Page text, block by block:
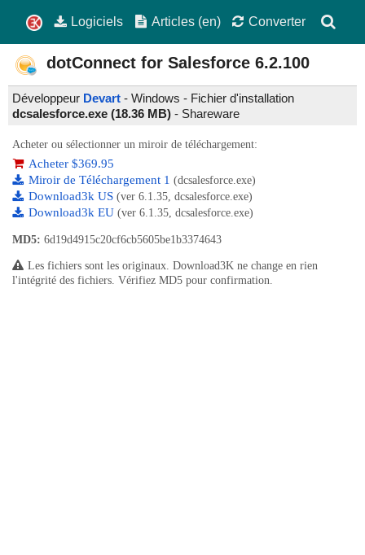
Logiciels Articles (en) Converter
dotConnect for Salesforce 6.2.100
Développeur Devart - Windows - Fichier d'installation
dcsalesforce.exe (18.36 MB) - Shareware
Acheter ou sélectionner un miroir de téléchargement:
Acheter $369.95
Miroir de Téléchargement 1 (dcsalesforce.exe)
Download3k US (ver 6.1.35, dcsalesforce.exe)
Download3k EU (ver 6.1.35, dcsalesforce.exe)
MD5: 6d19d4915c20cf6cb5605be1b3374643
Les fichiers sont les originaux. Download3K ne change en rien
l'intégrité des fichiers. Vérifiez MD5 pour confirmation.